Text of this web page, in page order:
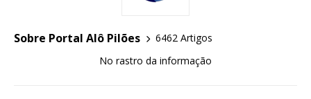
Sobre Portal Alô Pilões
6462 Artigos
No rastro da informação